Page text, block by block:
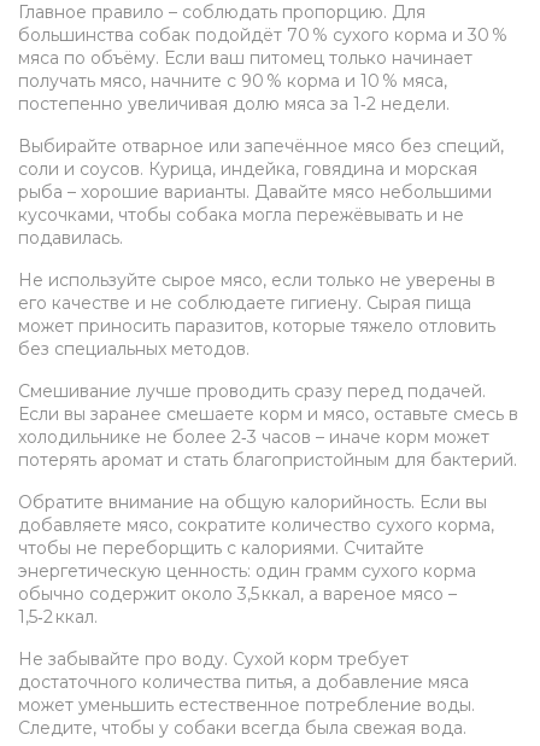
Главное правило – соблюдать пропорцию. Для
большинства собак подойдёт 70 % сухого корма и 30 %
мяса по объёму. Если ваш питомец только начинает
получать мясо, начните с 90 % корма и 10 % мяса,
постепенно увеличивая долю мяса за 1‑2 недели.
Выбирайте отварное или запечённое мясо без специй,
соли и соусов. Курица, индейка, говядина и морская
рыба – хорошие варианты. Давайте мясо небольшими
кусочками, чтобы собака могла пережёвывать и не
подавилась.
Не используйте сырое мясо, если только не уверены в
его качестве и не соблюдаете гигиену. Сырая пища
может приносить паразитов, которые тяжело отловить
без специальных методов.
Смешивание лучше проводить сразу перед подачей.
Если вы заранее смешаете корм и мясо, оставьте смесь в
холодильнике не более 2‑3 часов – иначе корм может
потерять аромат и стать благопристойным для бактерий.
Обратите внимание на общую калорийность. Если вы
добавляете мясо, сократите количество сухого корма,
чтобы не переборщить с калориями. Считайте
энергетическую ценность: один грамм сухого корма
обычно содержит около 3,5 ккал, а вареное мясо –
1,5‑2 ккал.
Не забывайте про воду. Сухой корм требует
достаточного количества питья, а добавление мяса
может уменьшить естественное потребление воды.
Следите, чтобы у собаки всегда была свежая вода.